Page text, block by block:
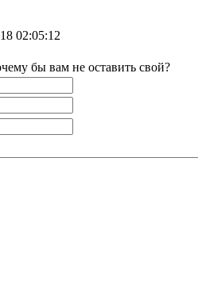
02:05:12
бы вам не оставить свой?